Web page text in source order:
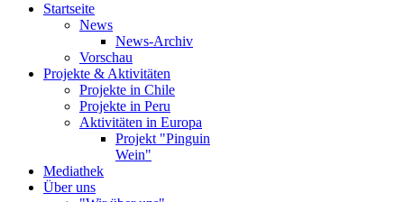
Startseite
News
News-Archiv
Vorschau
Projekte & Aktivitäten
Projekte in Chile
Projekte in Peru
Aktivitäten in Europa
Projekt "Pinguin
Wein"
Mediathek
Über uns